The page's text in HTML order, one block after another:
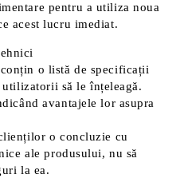
pentru a utiliza noua
acest lucru imediat.
o listă de specificații
să le înțeleagă.
avantajele lor asupra
o concluzie cu
ale produsului, nu să
la ea.